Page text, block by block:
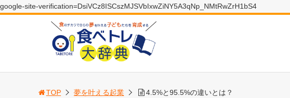
google-site-verification=DsiVCz8ISCszMJSVbIxwZiNY5A3qNp_NMtRwZrH1bS4
TOP 夢を叶える起業 4.5%と95.5%の違いとは？